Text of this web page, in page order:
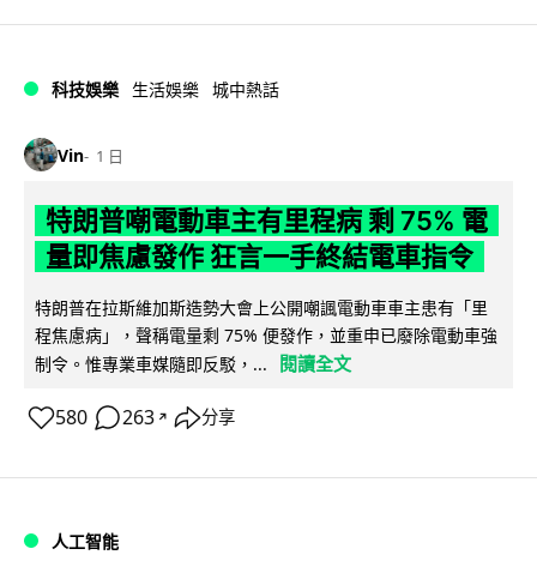
科技娛樂 生活娛樂 城中熱話
Vin 1 日
特朗普嘲電動車主有里程病 剩 75% 電
量即焦慮發作 狂言一手終結電車指令
特朗普在拉斯維加斯造勢大會上公開嘲諷電動車車主患有「里
程焦慮病」，聲稱電量剩 75% 便發作，並重申已廢除電動車強
制令。惟專業車媒隨即反駁，...
閱讀全文
580 263 ↗ 分享
人工智能